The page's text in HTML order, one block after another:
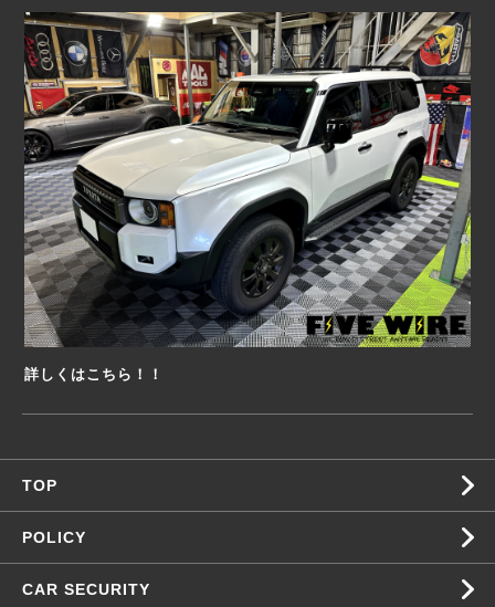
詳しくはこちら！！
TOP
POLICY
CAR SECURITY